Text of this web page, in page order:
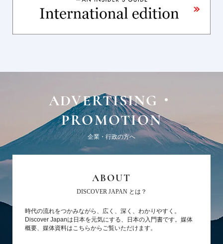
ADVERTISING・
PROMOTION
企業・行政の方へ
ABOUT
DISCOVER JAPAN とは？
時代の流れをつかみながら、広く、深く、わかりやすく。
Discover Japanは日本を元気にする、日本の入門書です。媒体
概要、媒体資料はこちらからご覧いただけます。